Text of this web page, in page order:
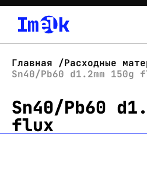
О нас
Новости
Главная Расходные
Sn40/Pb60 d1.2mm 150g
Sn40/Pb60
flux